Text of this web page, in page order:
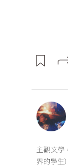
主觀文學
界的學生）